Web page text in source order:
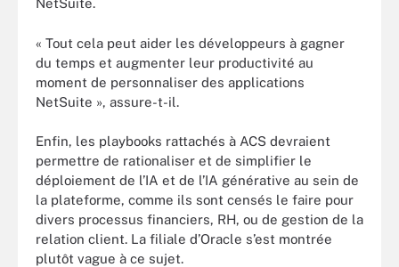
NetSuite.
« Tout cela peut aider les développeurs à gagner
du temps et augmenter leur productivité au
moment de personnaliser des applications
NetSuite », assure-t-il.
Enfin, les playbooks rattachés à ACS devraient
permettre de rationaliser et de simplifier le
déploiement de l’IA et de l’IA générative au sein de
la plateforme, comme ils sont censés le faire pour
divers processus financiers, RH, ou de gestion de la
relation client. La filiale d’Oracle s’est montrée
plutôt vague à ce sujet.